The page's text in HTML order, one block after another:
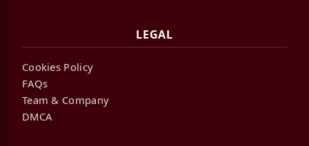
LEGAL
Cookies Policy
FAQs
Team & Company
DMCA